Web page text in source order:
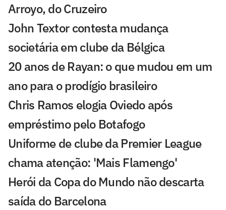
Arroyo, do Cruzeiro
John Textor contesta mudança
societária em clube da Bélgica
20 anos de Rayan: o que mudou em um
ano para o prodígio brasileiro
Chris Ramos elogia Oviedo após
empréstimo pelo Botafogo
Uniforme de clube da Premier League
chama atenção: 'Mais Flamengo'
Herói da Copa do Mundo não descarta
saída do Barcelona